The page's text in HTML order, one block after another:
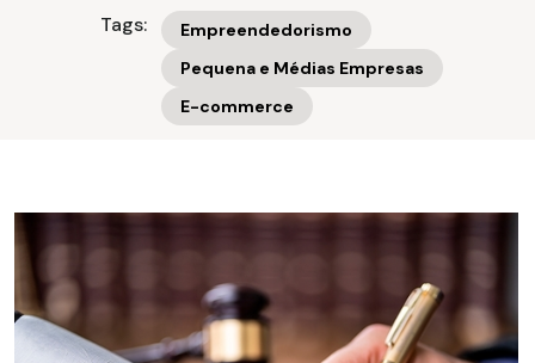
Tags:
Empreendedorismo
Pequena e Médias Empresas
E-commerce